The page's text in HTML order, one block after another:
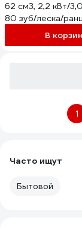
62 см3, 2,2 кВт/
80 зуб/леска/
эрг.рук HBT62F
В
1
Часто ищут
Бытовой